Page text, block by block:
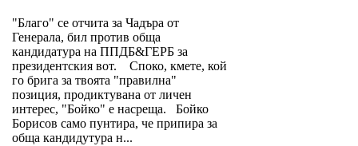
"Благо" се отчита за Чадъра от
Генерала, бил против обща
кандидатура на ППДБ&ГЕРБ за
президентския вот. Споко, кмете, кой
го брига за твоята "правилна"
позиция, продиктувана от личен
интерес, "Бойко" е насреща. Бойко
Борисов само пунтира, че припира за
обща кандидутура н...